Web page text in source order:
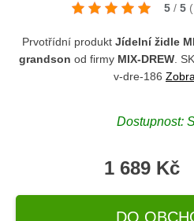
5 / 5 (
Prvotřídní produkt Jídelní židle
grandson od firmy MIX-DREW.
v-dre-186
Dostupnost:
1 689 Kč
DO